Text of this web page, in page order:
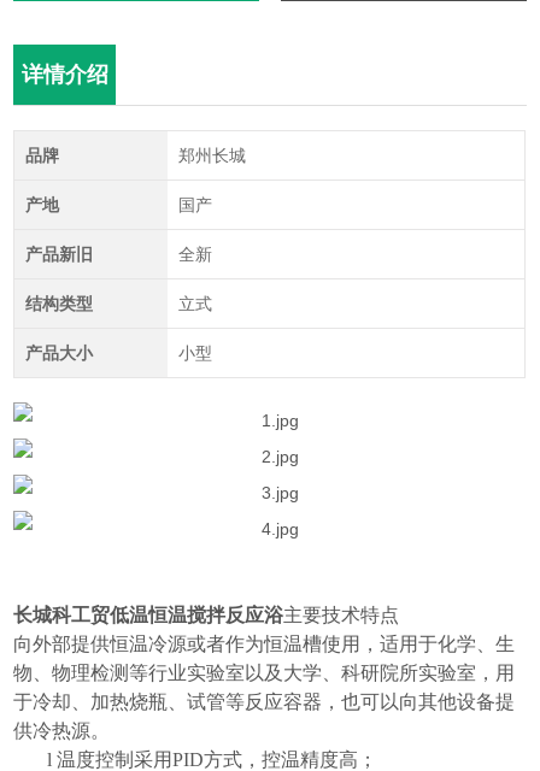
详情介绍
品牌 郑州长城
产地 国产
产品新旧 全新
结构类型 立式
产品大小 小型
长城科工贸低温恒温搅拌反应浴主要技术特点
向外部提供恒温冷源或者作为恒温槽使用，适用于化学、生
物、物理检测等行业实验室以及大学、科研院所实验室，用
于冷却、加热烧瓶、试管等反应容器，也可以向其他设备提
供冷热源。
l 温度控制采用PID方式，控温精度高；